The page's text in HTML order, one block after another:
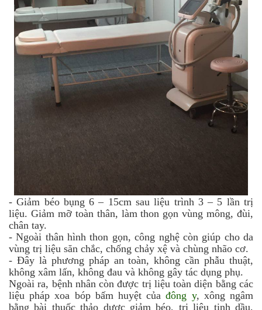
- Giảm béo bụng 6 – 15cm sau liệu trình 3 – 5 lần trị
liệu. Giảm mỡ toàn thân, làm thon gọn vùng mông, đùi,
chân tay.
- Ngoài thân hình thon gọn, công nghệ còn giúp cho da
vùng trị liệu săn chắc, chống chảy xệ và chùng nhão cơ.
- Đây là phương pháp an toàn, không cần phẫu thuật,
không xâm lấn, không đau và không gây tác dụng phụ.
Ngoài ra, bệnh nhân còn được trị liệu toàn diện bằng các
liệu pháp xoa bóp bấm huyệt củađông y, xông ngâm
bằng bài thuốc thảo dược giảm béo, trị liệu tinh dầu,